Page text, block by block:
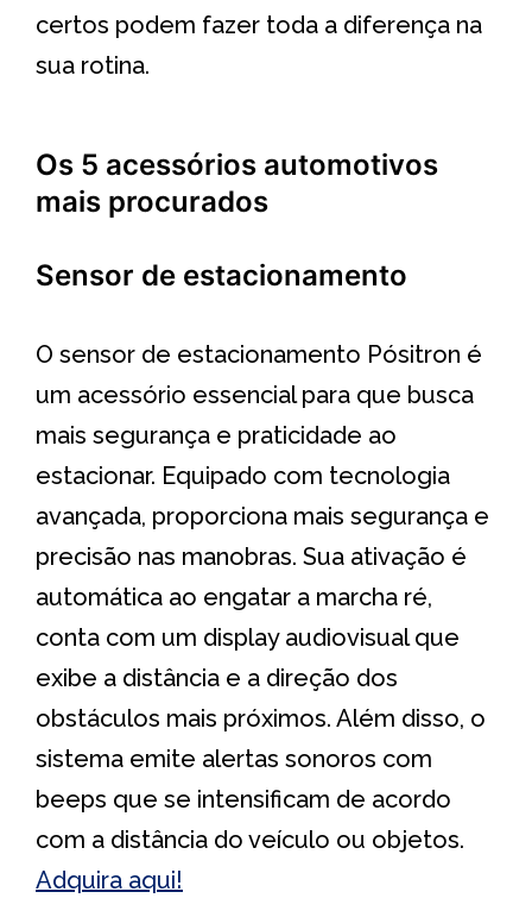
certos podem fazer toda a diferença na
sua rotina.
Os 5 acessórios automotivos
mais procurados
Sensor de estacionamento
O sensor de estacionamento Pósitron é
um acessório essencial para que busca
mais segurança e praticidade ao
estacionar. Equipado com tecnologia
avançada, proporciona mais segurança e
precisão nas manobras. Sua ativação é
automática ao engatar a marcha ré,
conta com um display audiovisual que
exibe a distância e a direção dos
obstáculos mais próximos. Além disso, o
sistema emite alertas sonoros com
beeps que se intensificam de acordo
com a distância do veículo ou objetos.
Adquira aqui!